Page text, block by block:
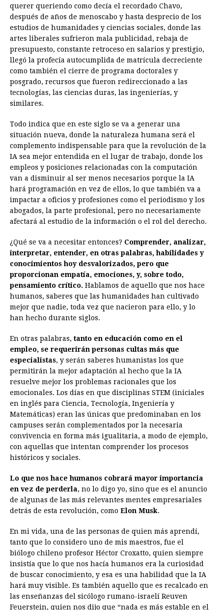
querer queriendo como decía el recordado Chavo,
después de años de menoscabo y hasta desprecio de los
estudios de humanidades y ciencias sociales, donde las
artes liberales sufrieron mala publicidad, rebaja de
presupuesto, constante retroceso en salarios y prestigio,
llegó la profecía autocumplida de matrícula decreciente
como también el cierre de programa doctorales y
posgrado, recursos que fueron redireccionado a las
tecnologías, las ciencias duras, las ingenierías, y
similares.
Todo indica que en este siglo se va a generar una
situación nueva, donde la naturaleza humana será el
complemento indispensable para que la revolución de la
IA sea mejor entendida en el lugar de trabajo, donde los
empleos y posiciones relacionadas con la computación
van a disminuir al ser menos necesarios porque la IA
hará programación en vez de ellos, lo que también va a
impactar a oficios y profesiones como el periodismo y los
abogados, la parte profesional, pero no necesariamente
afectará al estudio de la información o el rol del derecho.
¿Qué se va a necesitar entonces? Comprender, analizar,
interpretar, entender, en otras palabras, habilidades y
conocimientos hoy desvalorizados, pero que
proporcionan empatía, emociones, y, sobre todo,
pensamiento crítico. Hablamos de aquello que nos hace
humanos, saberes que las humanidades han cultivado
mejor que nadie, toda vez que nacieron para ello, y lo
han hecho durante siglos.
En otras palabras, tanto en educación como en el
empleo, se requerirán personas cultas más que
especialistas, y serán saberes humanistas los que
permitirán la mejor adaptación al hecho que la IA
resuelve mejor los problemas racionales que los
emocionales. Los días en que disciplinas STEM (iniciales
en inglés para Ciencia, Tecnología, Ingeniería y
Matemáticas) eran las únicas que predominaban en los
campuses serán complementados por la necesaria
convivencia en forma más igualitaria, a modo de ejemplo,
con aquellas que intentan comprender los procesos
históricos y sociales.
Lo que nos hace humanos cobrará mayor importancia
en vez de perderla, no lo digo yo, sino que es el anuncio
de algunas de las más relevantes mentes empresariales
detrás de esta revolución, como Elon Musk.
En mi vida, una de las personas de quien más aprendí,
tanto que lo considero uno de mis maestros, fue el
biólogo chileno profesor Héctor Croxatto, quien siempre
insistía que lo que nos hacía humanos era la curiosidad
de buscar conocimiento, y esa es una habilidad que la IA
hará muy visible. Es también aquello que es recalcado en
las enseñanzas del sicólogo rumano-israelí Reuven
Feuerstein, quien nos dijo que “nada es más estable en el